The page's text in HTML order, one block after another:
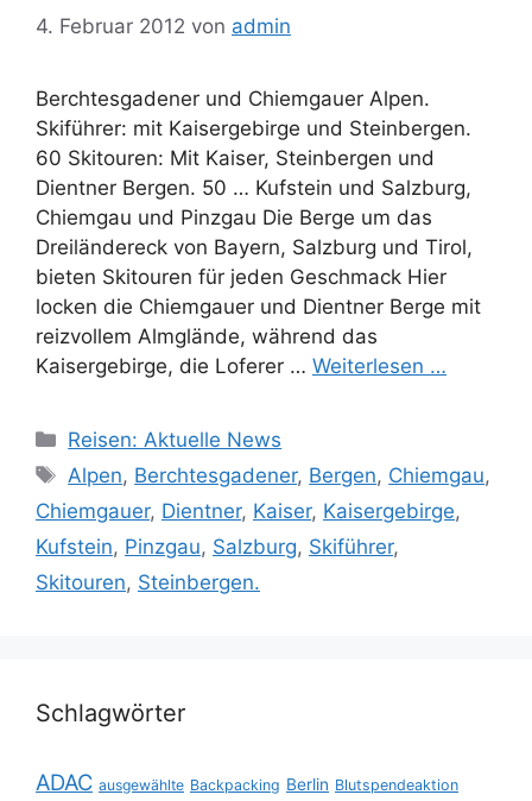
4. Februar 2012 von admin
Berchtesgadener und Chiemgauer Alpen.
Skiführer: mit Kaisergebirge und Steinbergen.
60 Skitouren: Mit Kaiser, Steinbergen und
Dientner Bergen. 50 … Kufstein und Salzburg,
Chiemgau und Pinzgau Die Berge um das
Dreiländereck von Bayern, Salzburg und Tirol,
bieten Skitouren für jeden Geschmack Hier
locken die Chiemgauer und Dientner Berge mit
reizvollem Almglände, während das
Kaisergebirge, die Loferer … Weiterlesen …
Kategorien
Reisen: Aktuelle News
Schlagwörter
Alpen, Berchtesgadener, Bergen, Chiemgau,
Chiemgauer, Dientner, Kaiser, Kaisergebirge,
Kufstein, Pinzgau, Salzburg, Skiführer,
Skitouren, Steinbergen.
Schlagwörter
ADAC ausgewählte Backpacking Berlin Blutspendeaktion